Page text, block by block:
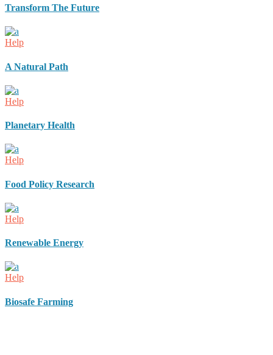
Transform The Future
Help
A Natural Path
Help
Planetary Health
Help
Food Policy Research
Help
Renewable Energy
Help
Biosafe Farming